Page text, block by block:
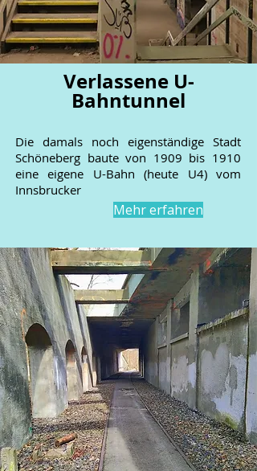
Verlassene U-
Bahntunnel
Die damals noch eigenständige Stadt
Schöneberg baute von 1909 bis 1910
eine eigene U-Bahn (heute U4) vom
Innsbrucker
Mehr erfahren